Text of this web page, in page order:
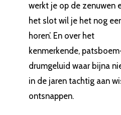
werkt je op de zenuwen
het slot wil je het nog
horen’. En over het
kenmerkende,
drumgeluid waar bijna
in de jaren tachtig aan
ontsnappen.